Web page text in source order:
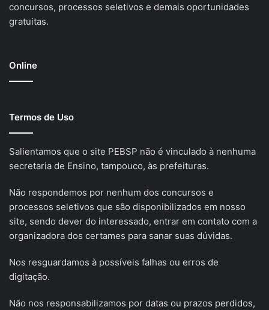
concursos, processos seletivos e demais oportunidades
gratuitas.
Online
Termos de Uso
Salientamos que o site PEBSP não é vinculado à nenhuma
secretaria de Ensino, tampouco, às prefeituras.
Não respondemos por nenhum dos concursos e
processos seletivos que são disponibilizados em nosso
site, sendo dever do interessado, entrar em contato com a
organizadora dos certames para sanar suas dúvidas.
Nos resguardamos à possíveis falhas ou erros de
digitação.
Não nos responsabilizamos por datas ou prazos perdidos,